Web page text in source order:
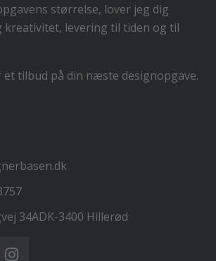
størrelse, lover jeg dig
kreativitet, levering til tiden og til
tilbud på din næste designopgave.
34ADK-3400 Hillerød